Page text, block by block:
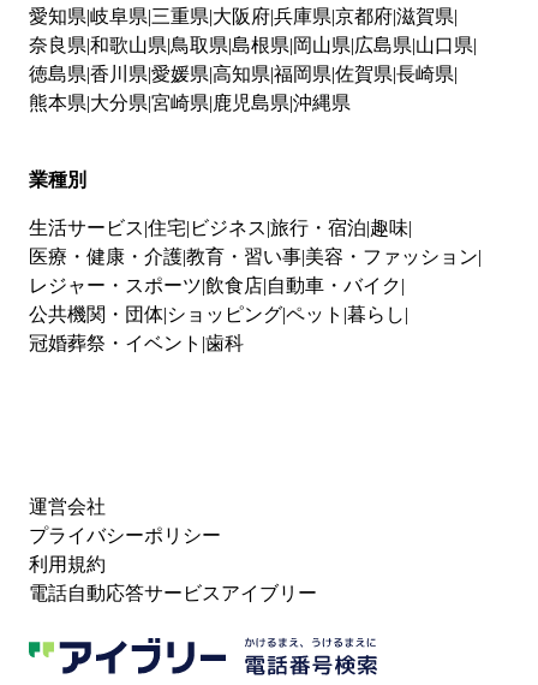
愛知県 岐阜県 三重県 大阪府兵庫県 京都府滋賀県
奈良県 和歌山県 鳥取県 島根県 岡山県 広島県 山口県
徳島県 香川県 愛媛県 高知県 福岡県 佐賀県 長崎県
熊本県 大分県 宮崎県 鹿児島県 沖縄県
業種別
生活サービス 住宅 ビジネス 旅行・宿泊 趣味
医療・健康・介護教育・習い事 美容・ファッション
レジャー・スポーツ 飲食店 自動車・バイク
公共機関・団体 ショッピングペット 暮らし
冠婚葬祭・イベント 歯科
運営会社
プライバシーポリシー
利用規約
電話自動応答サービスアイブリー